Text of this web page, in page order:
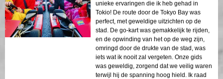
unieke ervaringen die ik heb gehad in
Tokio! De route door de Tokyo Bay was
perfect, met geweldige uitzichten op de
stad. De go-kart was gemakkelijk te rijden,
en de opwinding van het op de weg zijn,
omringd door de drukte van de stad, was
iets wat ik nooit zal vergeten. Onze gids
was geweldig, zorgend dat we veilig waren
terwijl hij de spanning hoog hield. Ik raad